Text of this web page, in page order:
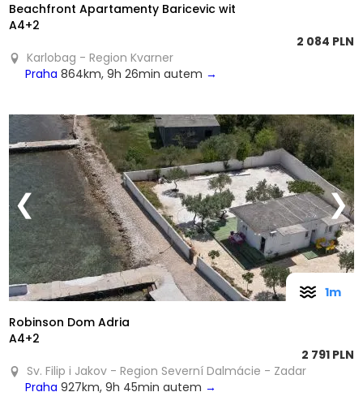
Beachfront Apartamenty Baricevic wit
A4+2
2 084 PLN
Karlobag - Region Kvarner
Praha 864km, 9h 26min autem →
❮ ❯
Robinson Dom Adria
A4+2
2 791 PLN
Sv. Filip i Jakov - Region Severní Dalmácie - Zadar
Praha 927km, 9h 45min autem →
1m